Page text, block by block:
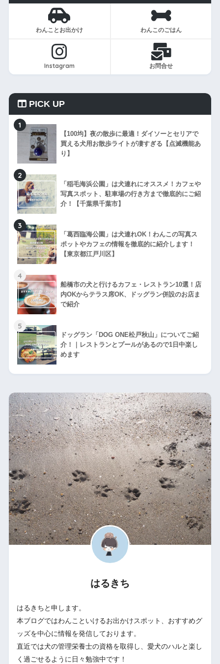
わんことお出かけ わんこのごはん
Instagram お問合せ
PICK UP
1
【100均】夜の散歩に最適！ダイソーとセリアで
買える犬用お散歩ライトが凄すぎる【点滅機能あ
り】
2
「稲毛海浜公園」は犬連れにオススメ！カフェや
写真スポット、駐車場の行き方まで徹底的にご紹
介！【千葉県千葉市】
3
「葛西臨海公園」は犬連れOK！わんこの写真ス
ポットやカフェの情報を徹底的に紹介します！
【東京都江戸川区】
4
船橋市の犬と行けるカフェ・レストラン10選！店
内OKからテラス席OK、ドッグラン併設のお店ま
で紹介
5
ドッグラン「DOG ONE松戸秋山」についてご紹
介！｜レストランとプールがあるので1日中楽し
めます
はるきち
はるきちと申します。
本ブログではわんこといけるお出かけスポット、おすすめグ
ッズを中心に情報を発信しております。
直近では犬の管理栄養士の資格を取得し、愛犬のハルと楽し
く過ごせるように日々勉強中です！